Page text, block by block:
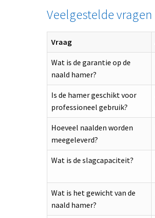
Veelgestelde vragen
Vraag
Wat is de garantie op de
naald hamer?
Is de hamer geschikt voor
professioneel gebruik?
Hoeveel naalden worden
meegeleverd?
Wat is de slagcapaciteit?
Wat is het gewicht van de
naald hamer?